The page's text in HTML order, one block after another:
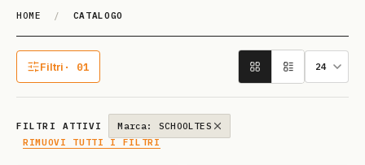
HOME / CATALOGO
Catalogo
Filtri · 01
1 filtro attivo
FILTRI ATTIVI
Marca: SCHOOLTES
RIMUOVI TUTTI I FILTRI